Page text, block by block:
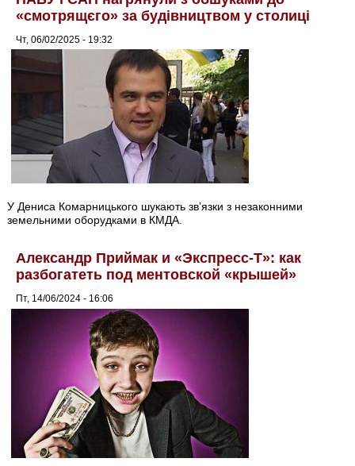
«смотрящєго» за будівництвом у столиці
Чт, 06/02/2025 - 19:32
У Дениса Комарницького шукають зв’язки з незаконними
земельними оборудками в КМДА.
Александр Приймак и «Экспресс-Т»: как
разбогатеть под ментовской «крышей»
Пт, 14/06/2024 - 16:06